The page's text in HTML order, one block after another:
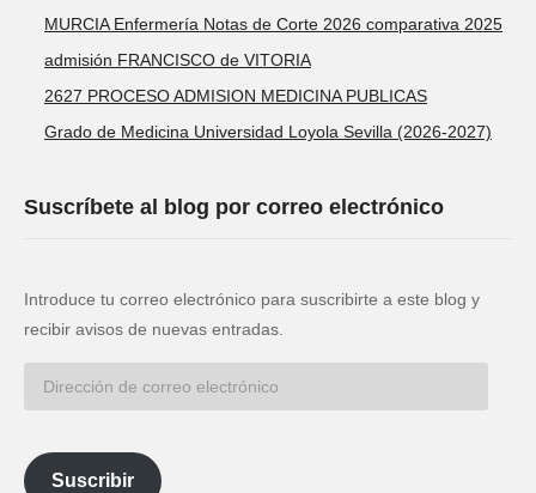
MURCIA Enfermería Notas de Corte 2026 comparativa 2025
admisión FRANCISCO de VITORIA
2627 PROCESO ADMISION MEDICINA PUBLICAS
Grado de Medicina Universidad Loyola Sevilla (2026-2027)
Suscríbete al blog por correo electrónico
Introduce tu correo electrónico para suscribirte a este blog y
recibir avisos de nuevas entradas.
electrónico
Suscribir